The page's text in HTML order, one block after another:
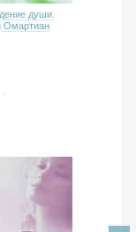
души.
Омартиан